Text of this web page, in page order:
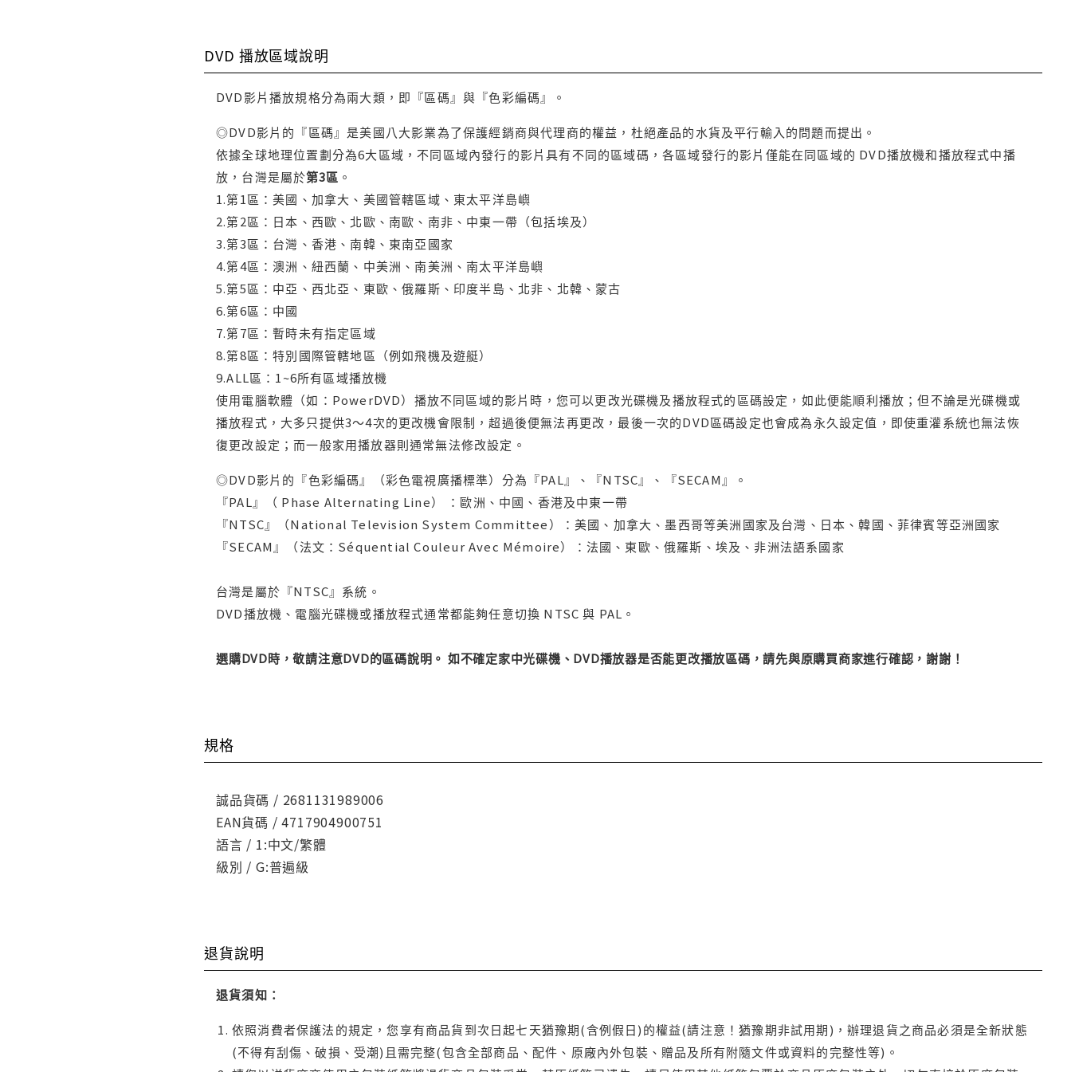
DVD 播放區域說明
DVD影片播放規格分為兩大類，即『區碼』與『色彩編碼』。
◎DVD影片的『區碼』是美國八大影業為了保護經銷商與代理商的權益，杜絕產品的水貨及平行輸入的問題而提出。
依據全球地理位置劃分為6大區域，不同區域內發行的影片具有不同的區域碼，各區域發行的影片僅能在同區域的 DVD播放機和播放程式中播
放，台灣是屬於第3區 。
1.第1區：美國、加拿大、美國管轄區域、東太平洋島嶼
2.第2區：日本、西歐、北歐、南歐、南非、中東一帶（包括埃及）
3.第3區：台灣、香港、南韓、東南亞國家
4.第4區：澳洲、紐西蘭、中美洲、南美洲、南太平洋島嶼
5.第5區：中亞、西北亞、東歐、俄羅斯、印度半島、北非、北韓、蒙古
6.第6區：中國
7.第7區：暫時未有指定區域
8.第8區：特別國際管轄地區（例如飛機及遊艇）
9.ALL區：1~6所有區域播放機
使用電腦軟體（如：PowerDVD）播放不同區域的影片時，您可以更改光碟機及播放程式的區碼設定，如此便能順利播放；但不論是光碟機或
播放程式，大多只提供3～4次的更改機會限制，超過後便無法再更改，最後一次的DVD區碼設定也會成為永久設定值，即使重灌系統也無法恢
復更改設定；而一般家用播放器則通常無法修改設定。
◎DVD影片的『色彩編碼』（彩色電視廣播標準）分為『PAL』、『NTSC』、『SECAM』。
『PAL』（ Phase Alternating Line） ：歐洲、中國、香港及中東一帶
『NTSC』（National Television System Committee）：美國、加拿大、墨西哥等美洲國家及台灣、日本、韓國、菲律賓等亞洲國家
『SECAM』（法文：Séquential Couleur Avec Mémoire）：法國、東歐、俄羅斯、埃及、非洲法語系國家
台灣是屬於『NTSC』系統。
DVD播放機、電腦光碟機或播放程式通常都能夠任意切換 NTSC 與 PAL。
選購DVD時，敬請注意DVD的區碼說明。 如不確定家中光碟機、DVD播放器是否能更改播放區碼，請先與原購買商家進行確認，謝謝！
規格
誠品貨碼 / 2681131989006
EAN貨碼 / 4717904900751
語言 / 1:中文/繁體
級別 / G:普遍級
退貨說明
退貨須知：
依照消費者保護法的規定，您享有商品貨到次日起七天猶豫期(含例假日)的權益(請注意！猶豫期非試用期)，辦理退貨之商品必須是全新狀態
(不得有刮傷、破損、受潮)且需完整(包含全部商品、配件、原廠內外包裝、贈品及所有附隨文件或資料的完整性等)。